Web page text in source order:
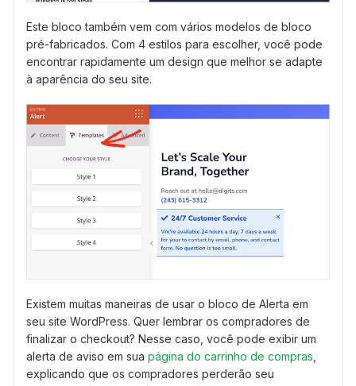
Este bloco também vem com vários modelos de bloco
pré-fabricados. Com 4 estilos para escolher, você pode
encontrar rapidamente um design que melhor se adapte
à aparência do seu site.
Existem muitas maneiras de usar o bloco de Alerta em
seu site WordPress. Quer lembrar os compradores de
finalizar o checkout? Nesse caso, você pode exibir um
alerta de aviso em sua página do carrinho de compras
explicando que os compradores perderão seu